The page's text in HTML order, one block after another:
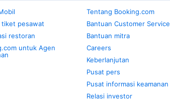
tiket pesawat
restoran
untuk Agen
Tentang Booking.com
Bantuan Customer Service
Bantuan mitra
Careers
Keberlanjutan
Pusat pers
Pusat informasi keamanan
Relasi investor